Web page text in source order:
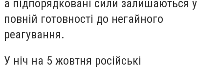
а підпорядковані сили залишаються у
повній готовності до негайного
реагування.
У ніч на 5 жовтня російські